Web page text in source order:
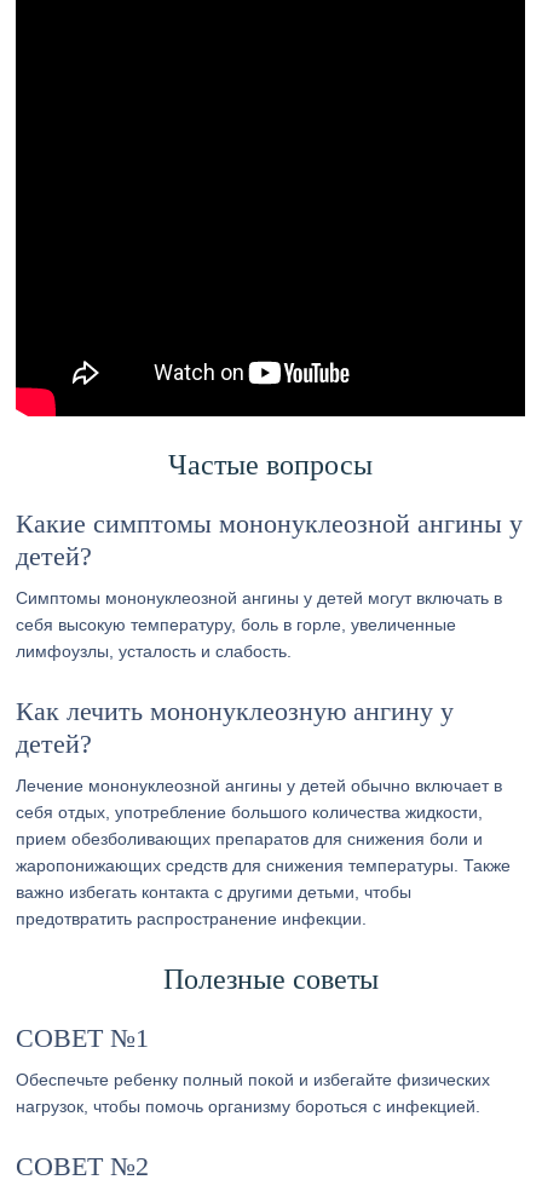
Частые вопросы
Какие симптомы мононуклеозной ангины у
детей?
Симптомы мононуклеозной ангины у детей могут включать в
себя высокую температуру, боль в горле, увеличенные
лимфоузлы, усталость и слабость.
Как лечить мононуклеозную ангину у
детей?
Лечение мононуклеозной ангины у детей обычно включает в
себя отдых, употребление большого количества жидкости,
прием обезболивающих препаратов для снижения боли и
жаропонижающих средств для снижения температуры. Также
важно избегать контакта с другими детьми, чтобы
предотвратить распространение инфекции.
Полезные советы
СОВЕТ №1
Обеспечьте ребенку полный покой и избегайте физических
нагрузок, чтобы помочь организму бороться с инфекцией.
СОВЕТ №2